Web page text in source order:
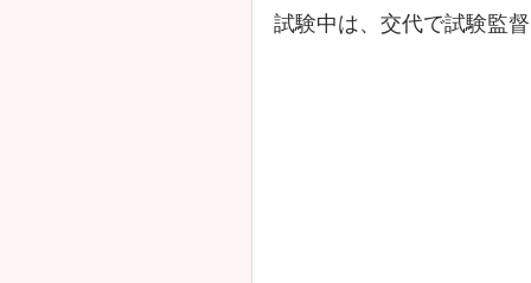
試験中は、交代で試験監